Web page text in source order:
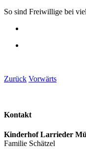
So sind Freiwillige bei
Zurück Vorwärts
Kontakt
Kinderhof Larrieder
Familie Schätzel